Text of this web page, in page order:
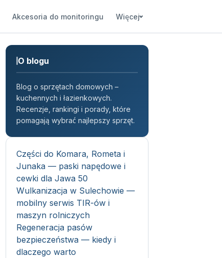
Akcesoria do monitoringu Więcej
O blogu
Blog o sprzętach domowych –
kuchennych i łazienkowych.
Recenzje, rankingi i porady, które
pomagają wybrać najlepszy sprzęt.
Części do Komara, Rometa i
Junaka — paski napędowe i
cewki dla Jawa 50
Wulkanizacja w Sulechowie —
mobilny serwis TIR-ów i
maszyn rolniczych
Regeneracja pasów
bezpieczeństwa — kiedy i
dlaczego warto